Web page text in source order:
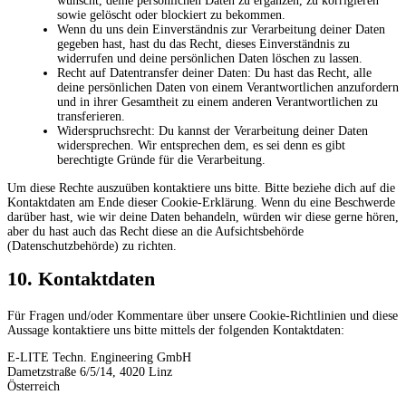
sowie gelöscht oder blockiert zu bekommen.
Wenn du uns dein Einverständnis zur Verarbeitung deiner Daten
gegeben hast, hast du das Recht, dieses Einverständnis zu
widerrufen und deine persönlichen Daten löschen zu lassen.
Recht auf Datentransfer deiner Daten: Du hast das Recht, alle
deine persönlichen Daten von einem Verantwortlichen anzufordern
und in ihrer Gesamtheit zu einem anderen Verantwortlichen zu
transferieren.
Widerspruchsrecht: Du kannst der Verarbeitung deiner Daten
widersprechen. Wir entsprechen dem, es sei denn es gibt
berechtigte Gründe für die Verarbeitung.
Um diese Rechte auszuüben kontaktiere uns bitte. Bitte beziehe dich auf die
Kontaktdaten am Ende dieser Cookie-Erklärung. Wenn du eine Beschwerde
darüber hast, wie wir deine Daten behandeln, würden wir diese gerne hören,
aber du hast auch das Recht diese an die Aufsichtsbehörde
(Datenschutzbehörde) zu richten.
10. Kontaktdaten
Für Fragen und/oder Kommentare über unsere Cookie-Richtlinien und diese
Aussage kontaktiere uns bitte mittels der folgenden Kontaktdaten:
E-LITE Techn. Engineering GmbH
Dametzstraße 6/5/14, 4020 Linz
Österreich